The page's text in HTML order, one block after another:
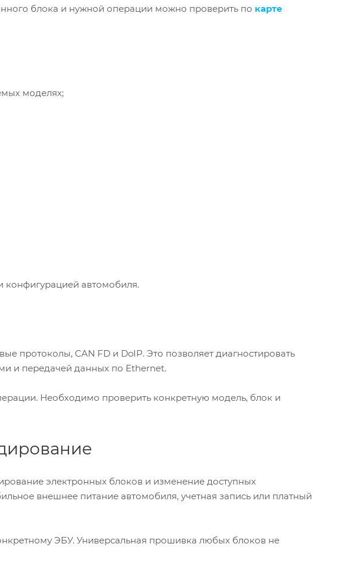
блока и нужной операции можно проверить по карте
моделях;
конфигурацией автомобиля.
протоколы, CAN FD и DoIP. Это позволяет диагностировать
и передачей данных по Ethernet.
Необходимо проверить конкретную модель, блок и
электронных блоков и изменение доступных
внешнее питание автомобиля, учетная запись или платный
ЭБУ. Универсальная прошивка любых блоков не